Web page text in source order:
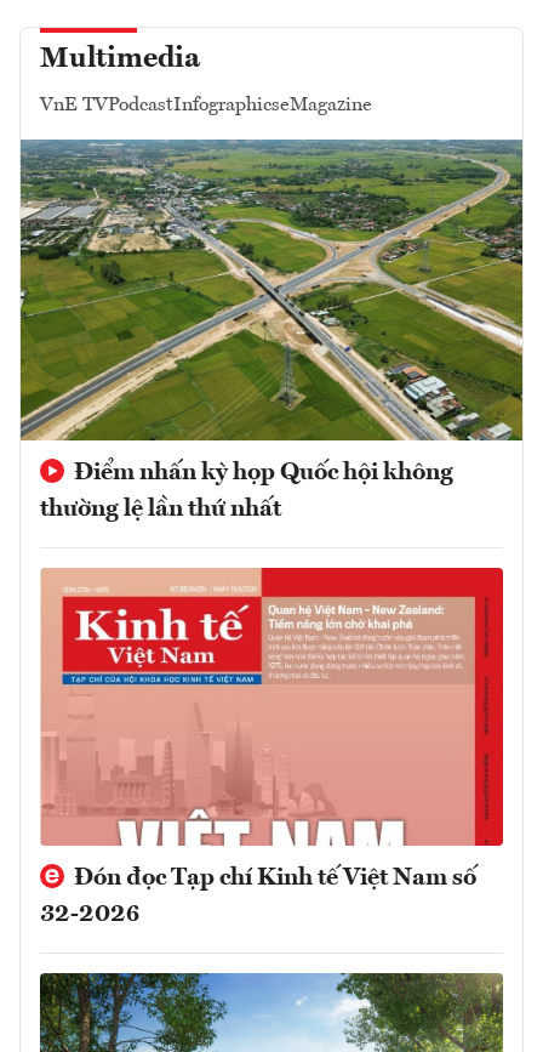
Multimedia
VnE TVPodcastInfographicseMagazine
Điểm nhấn kỳ họp Quốc hội không
thường lệ lần thứ nhất
Đón đọc Tạp chí Kinh tế Việt Nam số
32-2026